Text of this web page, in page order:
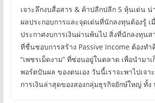
เจาะลึกงบสื่อสาร & ค้าปลีกปลีก 5 หุ้นเด่น น่
ผลประกอบการและจุดเด่นที่นักลงทุนต้องรู้ เ
ประกาศงบการเงินผ่านพ้นไป สิ่งที่นักลงทุน
ที่ชื่นชอบการสร้าง Passive Income ต้องทำ
“เพชรเม็ดงาม” ที่ซ่อนอยู่ในตลาด เพื่อนำมา
พอร์ตปันผล ของตนเอง วันนี้เราจะพาไปเจา
การเงินล่าสุดของสองกลุ่มธุรกิจยักษ์ใหญ่ ทั้ง